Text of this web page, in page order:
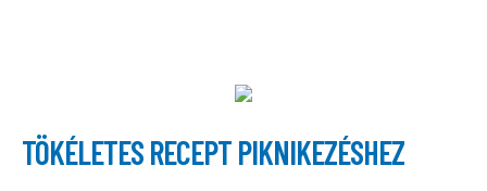
TÖKÉLETES RECEPT PIKNIKEZÉSHEZ